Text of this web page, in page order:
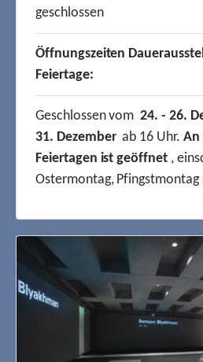
geschlossen
Öffnungszeiten
Feiertage:
Geschlossen vom24. - 26.
31. Dezemberab 16 Uhr. An
Feiertagen ist geöffnet,
Ostermontag, Pfingstmontag